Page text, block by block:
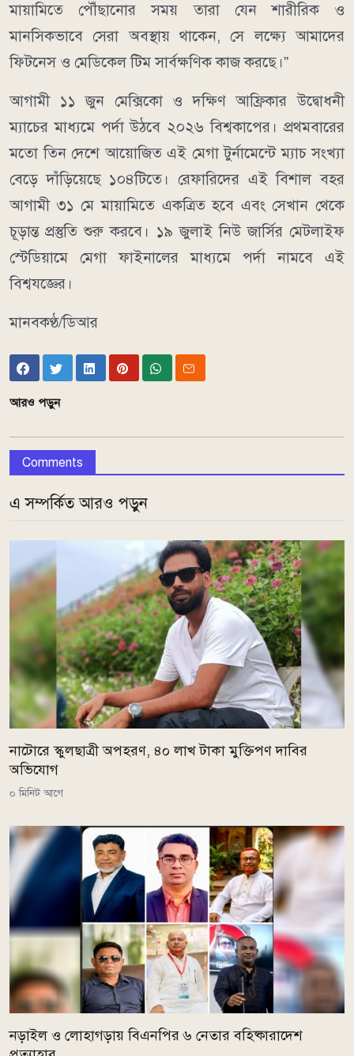
মায়ামিতে পৌঁছানোর সময় তারা যেন শারীরিক ও
মানসিকভাবে সেরা অবস্থায় থাকেন, সে লক্ষ্যে আমাদের
ফিটনেস ও মেডিকেল টিম সার্বক্ষণিক কাজ করছে।”
আগামী ১১ জুন মেক্সিকো ও দক্ষিণ আফ্রিকার উদ্বোধনী
ম্যাচের মাধ্যমে পর্দা উঠবে ২০২৬ বিশ্বকাপের। প্রথমবারের
মতো তিন দেশে আয়োজিত এই মেগা টুর্নামেন্টে ম্যাচ সংখ্যা
বেড়ে দাঁড়িয়েছে ১০৪টিতে। রেফারিদের এই বিশাল বহর
আগামী ৩১ মে মায়ামিতে একত্রিত হবে এবং সেখান থেকে
চূড়ান্ত প্রস্তুতি শুরু করবে। ১৯ জুলাই নিউ জার্সির মেটলাইফ
স্টেডিয়ামে মেগা ফাইনালের মাধ্যমে পর্দা নামবে এই
বিশ্বযজ্ঞের।
মানবকণ্ঠ/ডিআর
আরও পড়ুন
Comments
এ সম্পর্কিত আরও পড়ুন
নাটোরে স্কুলছাত্রী অপহরণ, ৪০ লাখ টাকা মুক্তিপণ দাবির
অভিযোগ
০ মিনিট আগে
নড়াইল ও লোহাগড়ায় বিএনপির ৬ নেতার বহিষ্কারাদেশ